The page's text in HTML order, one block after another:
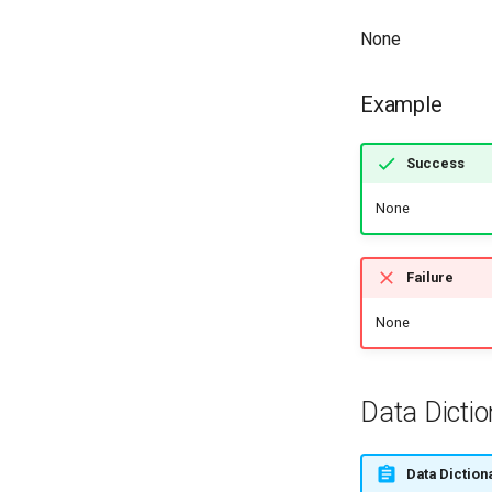
None
Example
Success
None
Failure
None
Data
Data